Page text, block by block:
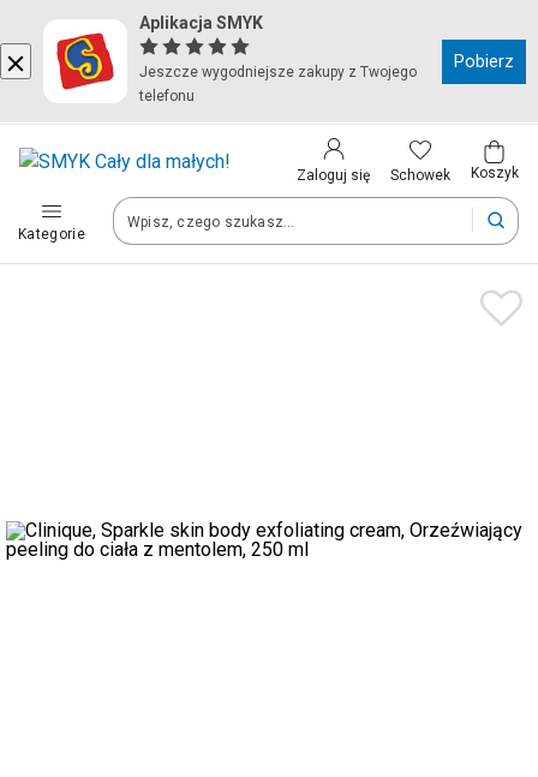
Aplikacja SMYK
Jeszcze wygodniejsze zakupy z Twojego
telefonu
Pobierz
Zaloguj się Schowek Koszyk
Kategorie
Kraj i język
Polska (Poland)
Twoje zamówienia dostarczymy na teren wybranego kraju.
Zapisz